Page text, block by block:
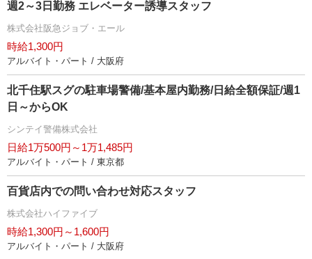
週2～3日勤務 エレベーター誘導スタッフ
株式会社阪急ジョブ・エール
時給1,300円
アルバイト・パート / 大阪府
北千住駅スグの駐車場警備/基本屋内勤務/日給全額保証/週1
日～からOK
シンテイ警備株式会社
日給1万500円～1万1,485円
アルバイト・パート / 東京都
百貨店内での問い合わせ対応スタッフ
株式会社ハイファイブ
時給1,300円～1,600円
アルバイト・パート / 大阪府